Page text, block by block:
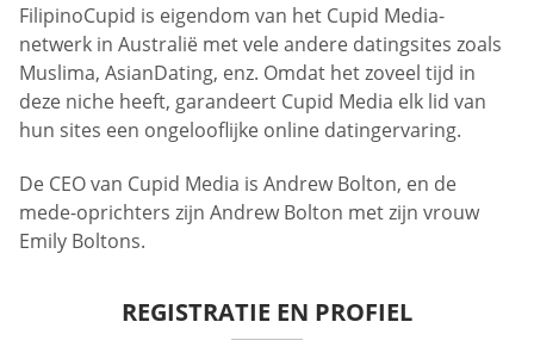
FilipinoCupid is eigendom van het Cupid Media-
netwerk in Australië met vele andere datingsites zoals
Muslima, AsianDating, enz. Omdat het zoveel tijd in
deze niche heeft, garandeert Cupid Media elk lid van
hun sites een ongelooflijke online datingervaring.
De CEO van Cupid Media is Andrew Bolton, en de
mede-oprichters zijn Andrew Bolton met zijn vrouw
Emily Boltons.
REGISTRATIE EN PROFIEL